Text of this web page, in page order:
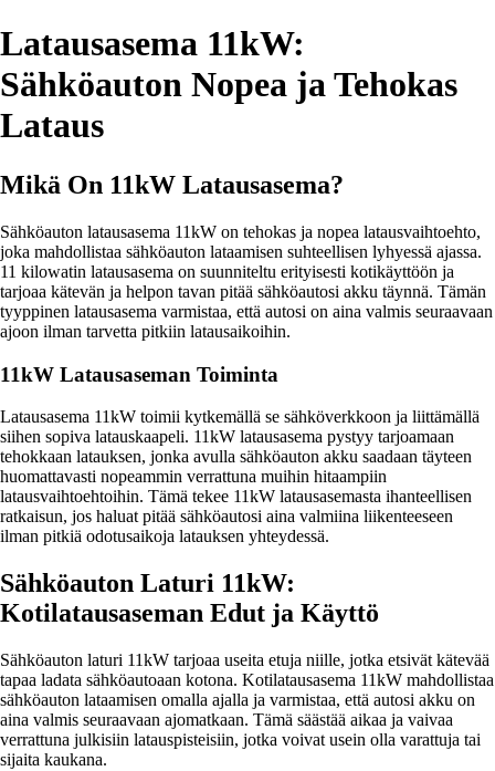
Latausasema 11kW:
Sähköauton Nopea ja Tehokas
Lataus
Mikä On 11kW Latausasema?
Sähköauton latausasema 11kW on tehokas ja nopea latausvaihtoehto,
joka mahdollistaa sähköauton lataamisen suhteellisen lyhyessä ajassa.
11 kilowatin latausasema on suunniteltu erityisesti kotikäyttöön ja
tarjoaa kätevän ja helpon tavan pitää sähköautosi akku täynnä. Tämän
tyyppinen latausasema varmistaa, että autosi on aina valmis seuraavaan
ajoon ilman tarvetta pitkiin latausaikoihin.
11kW Latausaseman Toiminta
Latausasema 11kW toimii kytkemällä se sähköverkkoon ja liittämällä
siihen sopiva latauskaapeli. 11kW latausasema pystyy tarjoamaan
tehokkaan latauksen, jonka avulla sähköauton akku saadaan täyteen
huomattavasti nopeammin verrattuna muihin hitaampiin
latausvaihtoehtoihin. Tämä tekee 11kW latausasemasta ihanteellisen
ratkaisun, jos haluat pitää sähköautosi aina valmiina liikenteeseen
ilman pitkiä odotusaikoja latauksen yhteydessä.
Sähköauton Laturi 11kW:
Kotilatausaseman Edut ja Käyttö
Sähköauton laturi 11kW tarjoaa useita etuja niille, jotka etsivät kätevää
tapaa ladata sähköautoaan kotona. Kotilatausasema 11kW mahdollistaa
sähköauton lataamisen omalla ajalla ja varmistaa, että autosi akku on
aina valmis seuraavaan ajomatkaan. Tämä säästää aikaa ja vaivaa
verrattuna julkisiin latauspisteisiin, jotka voivat usein olla varattuja tai
sijaita kaukana.